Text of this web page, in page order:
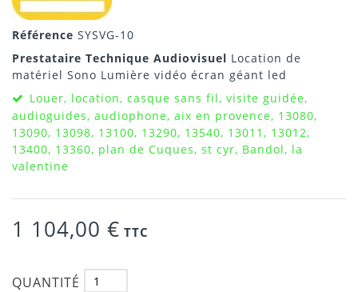
Référence SYSVG-10
Prestataire Technique Audiovisuel Location de
matériel Sono Lumière vidéo écran géant led
Louer, location, casque sans fil, visite guidée,
audioguides, audiophone, aix en provence, 13080,
13090, 13098, 13100, 13290, 13540, 13011, 13012,
13400, 13360, plan de Cuques, st cyr, Bandol, la
valentine
1 104,00 € TTC
QUANTITÉ